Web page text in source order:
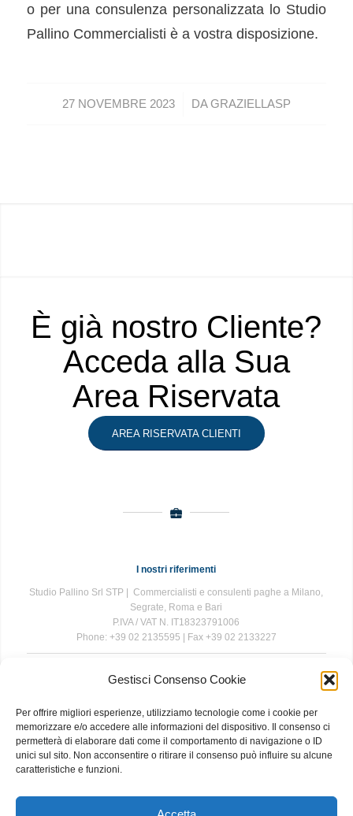
Gestisci Consenso Cookie
Per offrire migliori esperienze, utilizziamo tecnologie come i cookie per
memorizzare e/o accedere alle informazioni del dispositivo. Il consenso ci
permetterà di elaborare dati come il comportamento di navigazione o ID
unici sul sito. Non acconsentire o ritirare il consenso può influire su alcune
caratteristiche e funzioni.
o per una consulenza personalizzata lo Studio
Pallino Commercialisti è a vostra disposizione.
27 NOVEMBRE 2023
/ DAGRAZIELLASP
È già nostro Cliente?
Acceda alla Sua
Area Riservata
AREA RISERVATA CLIENTI
I nostri riferimenti
Studio Pallino Srl STP | Commercialisti e consulenti paghe a Milano,
Segrate, Roma e Bari
P.IVA / VAT N. IT18323791006
Phone: +39 02 2135595 | Fax +39 02 2133227
The information contained in this website is for general information
while we endeavour to keep the information up to date and correct, we
make no representations or warranties of any kind, express or implied,
about the completeness, accuracy, reliability, suitability or availability
with respect to the website or the information, products, services, or
related graphics contained on the website for any purpose. Any